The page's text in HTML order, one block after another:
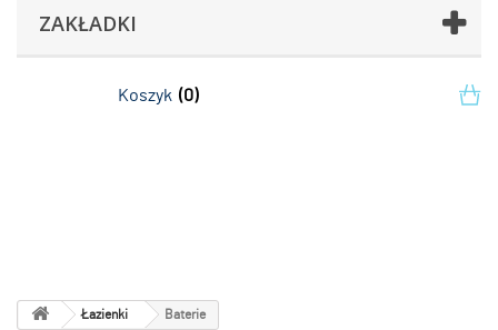
ZAKŁADKI
Koszyk (0)
Łazienki Baterie